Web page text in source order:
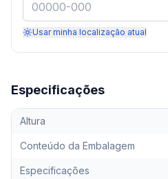
Especificações
Altura
Conteúdo da Embalagem
Especificações
Usar minha localização atual